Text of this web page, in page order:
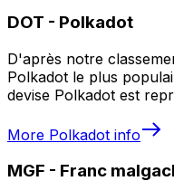
DOT - Polkadot
D'après notre
Polkadot le plus
devise Polkadot est
More Polkadot info
MGF - Franc